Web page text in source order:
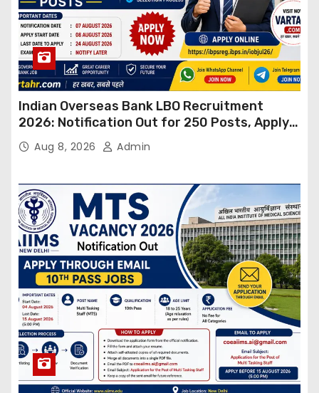
Indian Overseas Bank LBO Recruitment
2026: Notification Out for 250 Posts, Apply
OnlineAug 8, 2026 Admin